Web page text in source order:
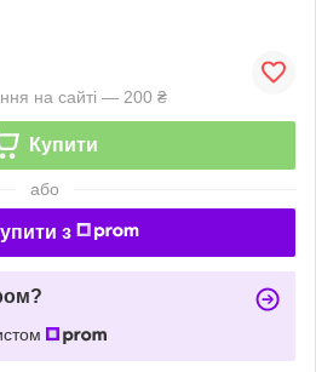
на сайті — 200 ₴
Купити
або
з